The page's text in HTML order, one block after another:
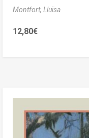
Montfort, Lluïsa
12,80€